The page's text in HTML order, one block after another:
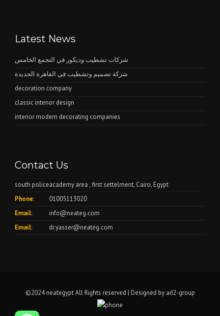
Latest News
شركات تشطيب وديكور في التجمع الخامس
شركة تصميم وتشطيب في القاهرة الجديدة
decoration company
classic interior design
interior modern decorating companies
Contact Us
south policeacademy area , first settelment, Cairo, Egypt
Phone:
01005113020
Email:
info@neateg.com
Email:
dr.yasser@neateg.com
©2024 neategypt All Rights reserved | Designed by ad2-group